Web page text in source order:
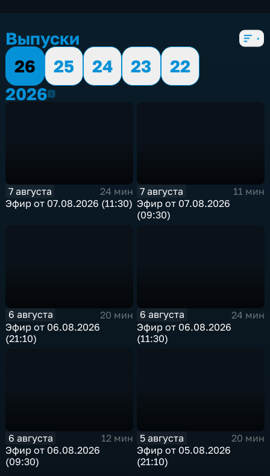
Выпуски
26
25 24 23
22
20262026
7 августа
24 мин
Эфир от 07.08.2026 (11:30)
7 августа
11 мин
Эфир от 07.08.2026
(09:30)
6 августа
20 мин
Эфир от 06.08.2026
(21:10)
6 августа
24 мин
Эфир от 06.08.2026
(11:30)
6 августа
12 мин
Эфир от 06.08.2026
(09:30)
5 августа
20 мин
Эфир от 05.08.2026
(21:10)